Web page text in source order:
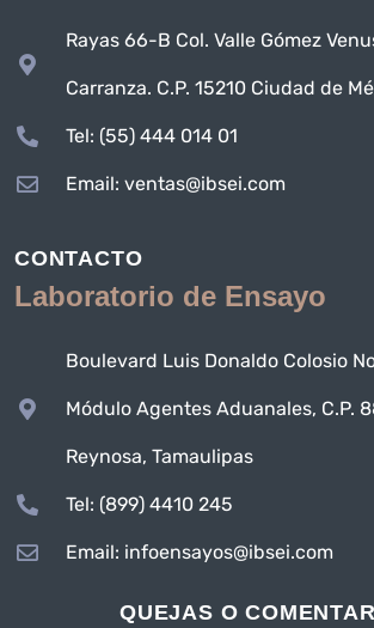
Rayas 66-B Col. Valle Gómez
Carranza. C.P. 15210 Ciudad de
Tel: (55) 444 014 01
Email: ventas@ibsei.com
CONTACTO
Laboratorio de Ensayo
Boulevard Luis Donaldo Colosio
Módulo Agentes Aduanales, C.P.
Reynosa, Tamaulipas
Tel: (899) 4410 245
Email: infoensayos@ibsei.com
QUEJAS O